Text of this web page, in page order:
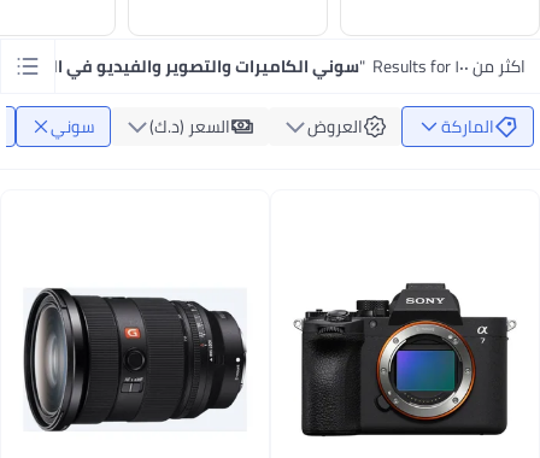
اكثر من ١٠٠ Results for "سوني الكاميرات والتصوير والفيديو في الكويت
الماركة
العروض السعر (د.ك‏) سوني